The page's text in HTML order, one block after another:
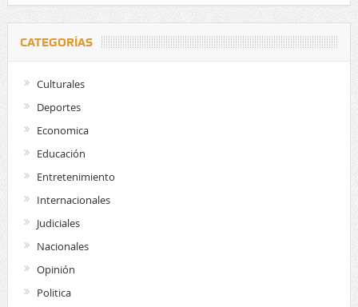
CATEGORÍAS
Culturales
Deportes
Economica
Educación
Entretenimiento
Internacionales
Judiciales
Nacionales
Opinión
Politica